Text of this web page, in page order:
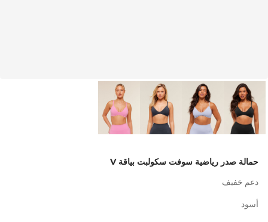
حمالة صدر رياضية سوفت سكولبت بياقة V
دعم خفيف
أسود